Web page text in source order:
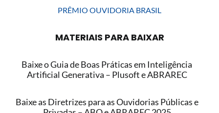
PRÊMIO OUVIDORIA BRASIL
MATERIAIS PARA BAIXAR
Baixe o Guia de Boas Práticas em Inteligência
Artificial Generativa – Plusoft e ABRAREC
Baixe as Diretrizes para as Ouvidorias Públicas e